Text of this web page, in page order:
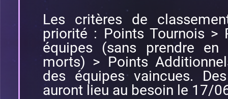
Les critères de
priorité : Points Tournois >
équipes (sans prendre
morts) > Points
des équipes vaincues.
auront lieu au besoin le 17/